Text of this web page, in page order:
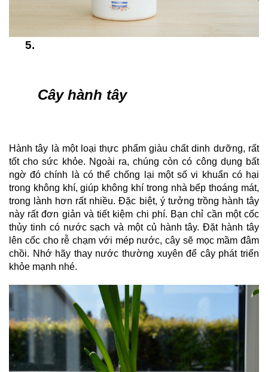
Cây hành tây
Hành tây là một loại thực phẩm giàu chất dinh dưỡng, rất
tốt cho sức khỏe. Ngoài ra, chúng còn có công dụng bất
ngờ đó chính là có thể chống lại một số vi khuẩn có hại
trong không khí, giúp không khí trong nhà bếp thoáng mát,
trong lành hơn rất nhiều. Đặc biệt, ý tưởng trồng hành tây
này rất đơn giản và tiết kiệm chi phí. Bạn chỉ cần một cốc
thủy tinh có nước sạch và một củ hành tây. Đặt hành tây
lên cốc cho rễ chạm với mép nước, cây sẽ mọc mầm đâm
chồi. Nhớ hãy thay nước thường xuyên để cây phát triển
khỏe mạnh nhé.